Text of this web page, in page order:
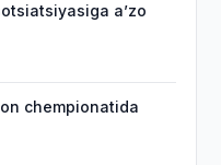
aʼzo
chempionatida